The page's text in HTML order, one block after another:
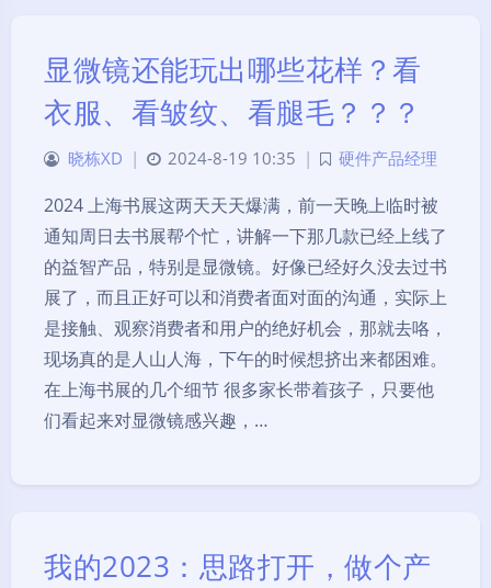
显微镜还能玩出哪些花样？看
衣服、看皱纹、看腿毛？？？
晓栋XD | 2024-8-19 10:35 | 硬件产品经理
2024 上海书展这两天天天爆满，前一天晚上临时被
通知周日去书展帮个忙，讲解一下那几款已经上线了
的益智产品，特别是显微镜。好像已经好久没去过书
展了，而且正好可以和消费者面对面的沟通，实际上
是接触、观察消费者和用户的绝好机会，那就去咯，
现场真的是人山人海，下午的时候想挤出来都困难。
在上海书展的几个细节 很多家长带着孩子，只要他
们看起来对显微镜感兴趣，…
我的2023：思路打开，做个产